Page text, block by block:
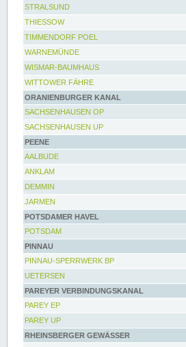
STRALSUND
THIESSOW
TIMMENDORF POEL
WARNEMÜNDE
WISMAR-BAUMHAUS
WITTOWER FÄHRE
ORANIENBURGER KANAL
SACHSENHAUSEN OP
SACHSENHAUSEN UP
PEENE
AALBUDE
ANKLAM
DEMMIN
JARMEN
POTSDAMER HAVEL
POTSDAM
PINNAU
PINNAU-SPERRWERK BP
UETERSEN
PAREYER VERBINDUNGSKANAL
PAREY EP
PAREY UP
RHEINSBERGER GEWÄSSER